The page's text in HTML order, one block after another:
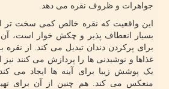
جواهرات و ظروف نقره می دهد.
این واقعیت که نقره خالص کمی سخت تر
بسیار انعطاف پذیر و چکش خوار است، آن
برای پرکردن دندان تبدیل می کند. از
غذاها و نوشیدنی ها را پردازش می کنند
یک پوشش زیبا برای آینه ها ایجاد می
منعکس می کند. هم چنین از آن برای